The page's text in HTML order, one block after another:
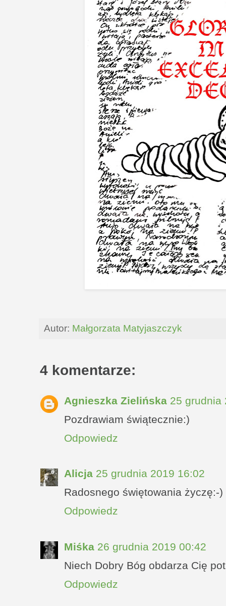
Autor: Małgorzata Matyjaszczyk
4 komentarze:
Agnieszka Zielińska 25 grudnia
Pozdrawiam świątecznie:)
Odpowiedz
Alicja 25 grudnia 2019 16:02
Radosnego świętowania życzę:-)
Odpowiedz
Miśka 26 grudnia 2019 00:42
Niech Dobry Bóg obdarza Cię
Odpowiedz